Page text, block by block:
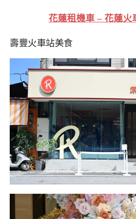
花蓮租機車 – 花蓮火
壽豐火車站美食